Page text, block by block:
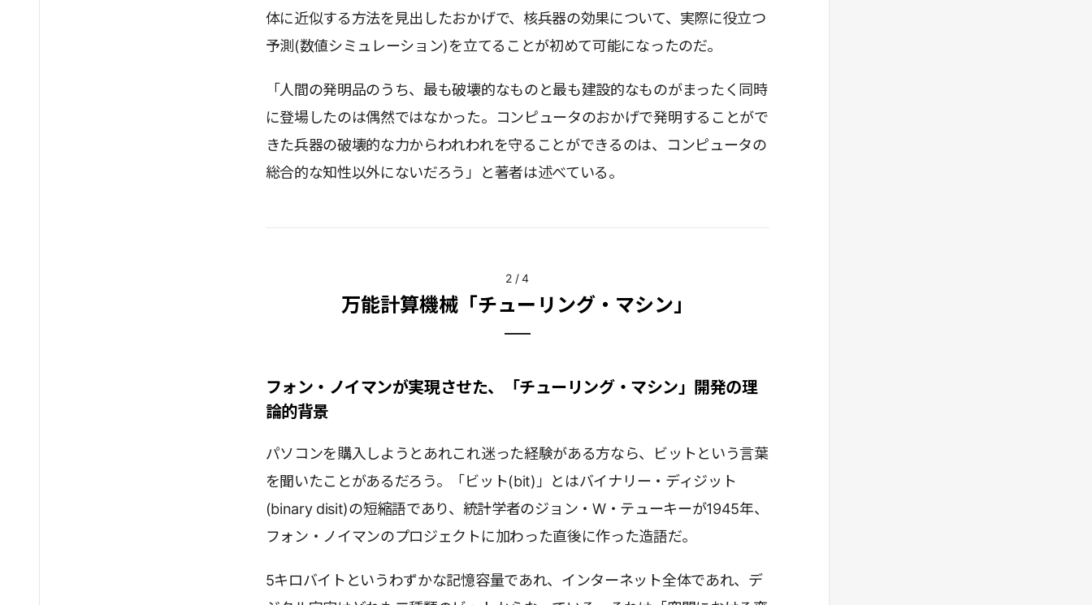
体に近似する方法を見出したおかげで、核兵器の効果について、実際に役立つ
予測(数値シミュレーション)を立てることが初めて可能になったのだ。
「人間の発明品のうち、最も破壊的なものと最も建設的なものがまったく同時
に登場したのは偶然ではなかった。コンピュータのおかげで発明することがで
きた兵器の破壊的な力からわれわれを守ることができるのは、コンピュータの
総合的な知性以外にないだろう」と著者は述べている。
2/4
万能計算機械「チューリング・マシン」
フォン・ノイマンが実現させた、「チューリング・マシン」開発の理
論的背景
パソコンを購入しようとあれこれ迷った経験がある方なら、ビットという言葉
を聞いたことがあるだろう。「ビット(bit)」とはバイナリー・ディジット
(binary disit)の短縮語であり、統計学者のジョン・W・テューキーが1945年、
フォン・ノイマンのプロジェクトに加わった直後に作った造語だ。
5キロバイトというわずかな記憶容量であれ、インターネット全体であれ、デ